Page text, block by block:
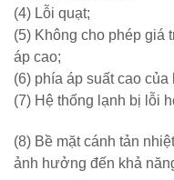
(4) Lỗi quạt;
(5) Không cho phép giá
áp cao;
(6) phía áp suất cao
(7) Hệ thống lạnh bị lỗi
(8) Bề mặt cánh tản
ảnh hưởng đến khả